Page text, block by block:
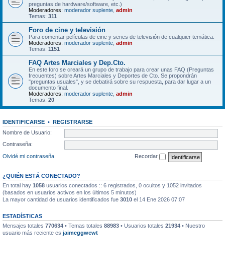
preguntas de hardware/software, etc.)
Moderadores: moderador suplente admin
Temas: 311
Foro de cine y televisión
Para comentar películas de cine y series de televisión de cualquier temática.
Moderadores: moderador suplente admin
Temas: 1151
FAQ Artes Marciales y Dep.Cto.
En este foro se creará un grupo de trabajo para crear unas FAQ (Preguntas
frecuentes) sobre Artes Marciales y Deportes de Cto. Se propondrán
"preguntas usuales", y se debatirá sobre su respuesta, para dar lugar a un
documento final.
Moderadores: moderador suplente admin
Temas: 20
IDENTIFICARSE • REGISTRARSE
Nombre de Usuario:
Contraseña:
Olvidé mi contraseña
Recordar
¿QUIÉN ESTÁ CONECTADO?
En total hay 1058 usuarios conectados :: 6 registrados, 0 ocultos y 1052 invitados
(basados en usuarios activos en los últimos 5 minutos)
La mayor cantidad de usuarios identificados fue 3010 el 14 Ene 2026 07:07
ESTADÍSTICAS
Mensajes totales 770634 • Temas totales 88983 • Usuarios totales 21934 • Nuestro
usuario más reciente es jaimeggwcwt